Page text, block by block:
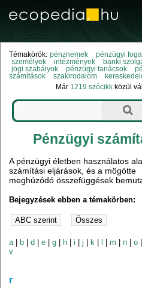
Témakörök: pénznemek
pénzügyi
személyek
intézmények
banki
jogi szabályok
pénzügyi tanácsok
számítások
szakirodalom
Már 1219 szócikk közül
Pénzügyi
A pénzügyi életben használatos
számítási eljárások, és a mögötte
meghúzódó összefüggések
Bejegyzések ebben a témakörben:
a| b |d |e |g h |i |j k |m |n |o
v
r